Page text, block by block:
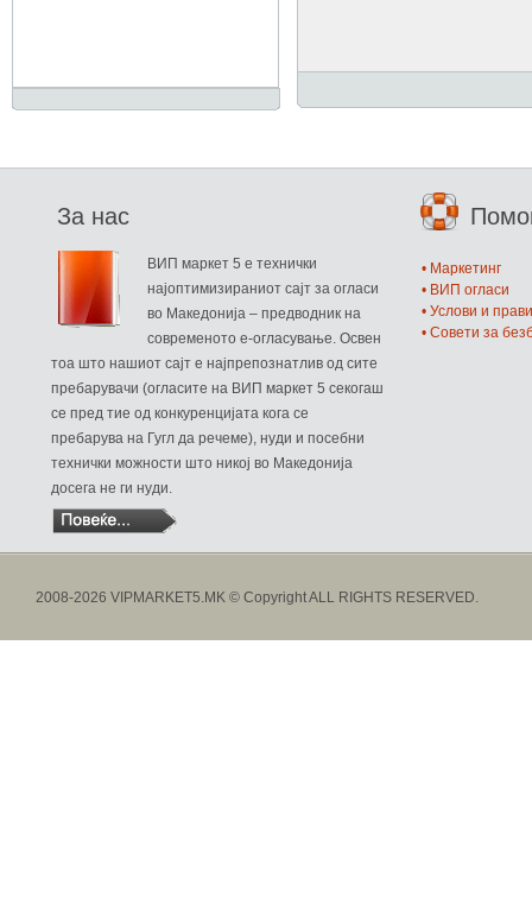
За нас
ВИП маркет 5 е технички
најоптимизираниот сајт за огласи
во Македонија – предводник на
современото е-огласување. Освен
тоа што нашиот сајт е најпрепознатлив од сите
пребарувачи (огласите на ВИП маркет 5 секогаш
се пред тие од конкуренцијата кога се
пребарува на Гугл да речеме), нуди и посебни
технички можности што никој во Македонија
досега не ги нуди.
• Маркетинг
• ВИП огласи
• Услови и
• Совети за
2008-2026 VIPMARKET5.MK © Copyright ALL RIGHTS RESERVED.